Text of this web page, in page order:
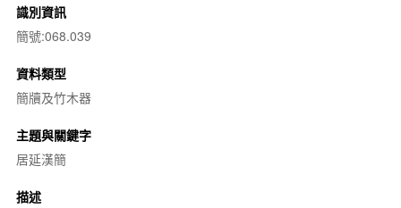
識別資訊
簡號:068.039
資料類型
簡牘及竹木器
主題與關鍵字
居延漢簡
描述